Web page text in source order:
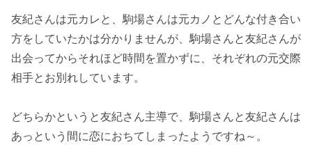
友紀さんは元カレと、駒場さんは元カノとどんな付き合い
方をしていたかは分かりませんが、駒場さんと友紀さんが
出会ってからそれほど時間を置かずに、それぞれの元交際
相手とお別れしています。
どちらかというと友紀さん主導で、駒場さんと友紀さんは
あっという間に恋におちてしまったようですね～。